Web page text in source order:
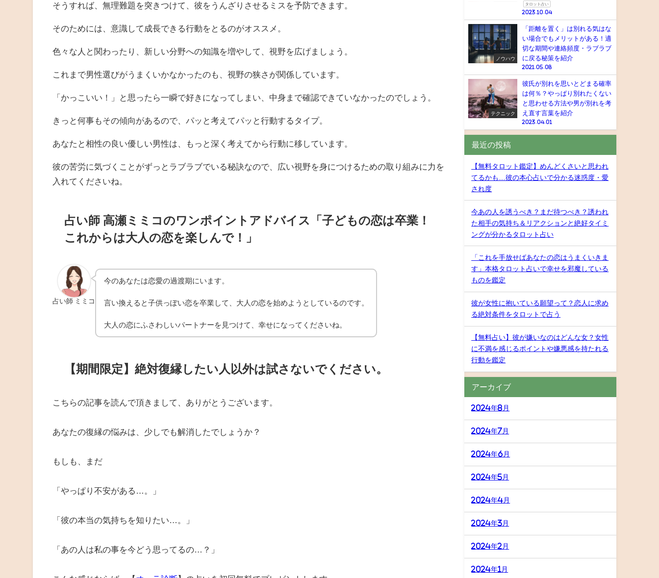
そうすれば、無理難題を突きつけて、彼をうんざりさせるミスを予防できます。
そのためには、意識して成長できる行動をとるのがオススメ。
色々な人と関わったり、新しい分野への知識を増やして、視野を広げましょう。
これまで男性選びがうまくいかなかったのも、視野の狭さが関係しています。
「かっこいい！」と思ったら一瞬で好きになってしまい、中身まで確認できていなかったのでしょう。
きっと何事もその傾向があるので、パッと考えてパッと行動するタイプ。
あなたと相性の良い優しい男性は、もっと深く考えてから行動に移しています。
彼の苦労に気づくことがずっとラブラブでいる秘訣なので、広い視野を身につけるための取り組みに力を
入れてくださいね。
占い師 高瀬ミミコのワンポイントアドバイス「子どもの恋は卒業！
これからは大人の恋を楽しんで！」
占い師 ミミコ
今のあなたは恋愛の過渡期にいます。
言い換えると子供っぽい恋を卒業して、大人の恋を始めようとしているのです。
大人の恋にふさわしいパートナーを見つけて、幸せになってくださいね。
【期間限定】絶対復縁したい人以外は試さないでください。
こちらの記事を読んで頂きまして、ありがとうございます。
あなたの復縁の悩みは、少しでも解消したでしょうか？
もしも、まだ
「やっぱり不安がある…。」
「彼の本当の気持ちを知りたい…。」
「あの人は私の事を今どう思ってるの…？」
タロット占い
2023.10.04
ノウハウ
「距離を置く」は別れる気はな
い場合でもメリットがある！適
切な期間や連絡頻度・ラブラブ
に戻る秘策を紹介
2021.05.08
テクニック
彼氏が別れを思いとどまる確率
は何％？やっぱり別れたくない
と思わせる方法や男が別れを考
え直す言葉を紹介
2023.04.01
最近の投稿
【無料タロット鑑定】めんどくさいと思われ
てるかも…彼の本心占いで分かる迷惑度・愛
され度
今あの人を誘うべき？まだ待つべき？誘われ
た相手の気持ち＆リアクションと絶好タイミ
ングが分かるタロット占い
「これを手放せばあなたの恋はうまくいきま
す」本格タロット占いで幸せを邪魔している
ものを鑑定
彼が女性に抱いている願望って？恋人に求め
る絶対条件をタロットで占う
【無料占い】彼が嫌いなのはどんな女？女性
に不満を感じるポイントや嫌悪感を持たれる
行動を鑑定
アーカイブ
2024年8月
2024年7月
2024年6月
2024年5月
2024年4月
2024年3月
2024年2月
2024年1月